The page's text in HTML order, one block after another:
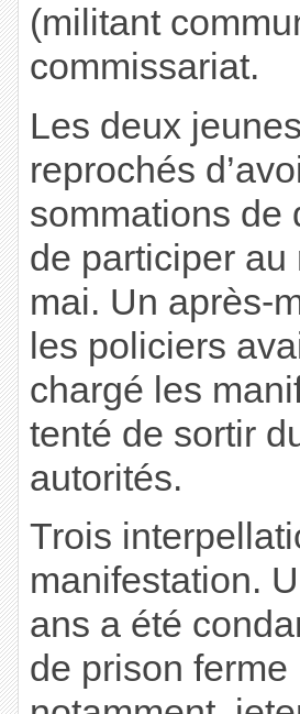
(militant
commissariat.
Les deux
reprochés
sommations de
de participer
mai. Un après-
les policiers
chargé les
tenté de sortir
autorités.
Trois
manifestation.
ans a été
de prison ferme